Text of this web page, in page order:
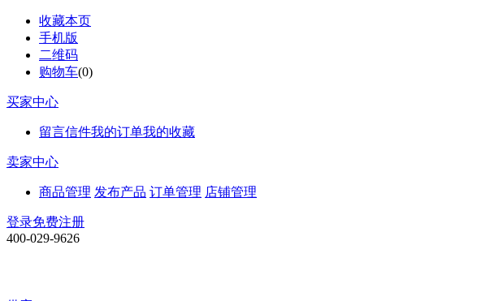
收藏本页
手机版
二维码
购物车(0)
买家中心
留言信件我的订单我的收藏
卖家中心
商品管理 发布产品 订单管理 店铺管理
登录免费注册
400-029-9626